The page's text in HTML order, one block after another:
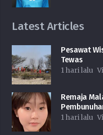
Latest Articles
Pesawat
Tewas
1 hari lalu
Remaja
1 hari lalu